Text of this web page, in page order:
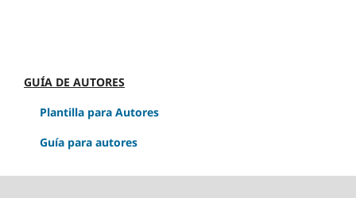
GUÍA DE AUTORES
Plantilla para Autores
Guía para autores